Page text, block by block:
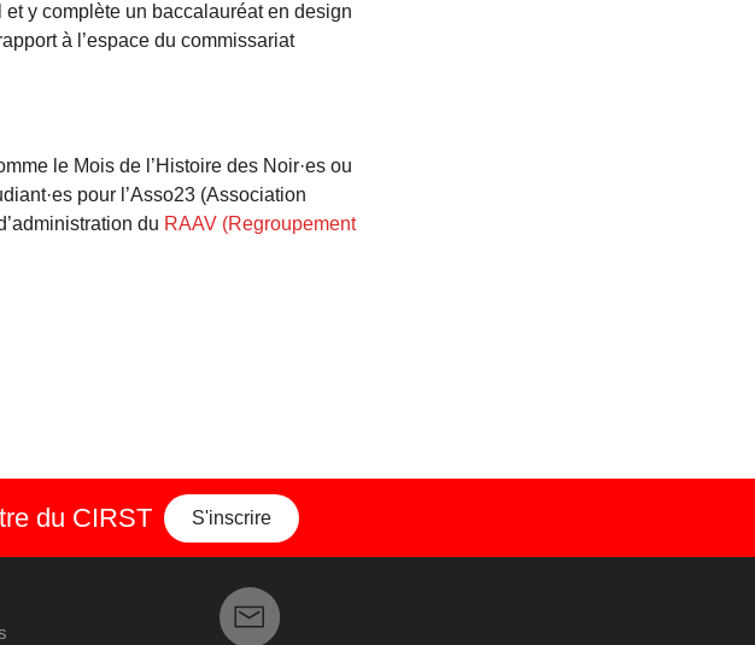
y complète un baccalauréat en design
à l’espace du commissariat
le Mois de l’Histoire des Noir·es ou
pour l’Asso23 (Association
du RAAV (Regroupement
du CIRST S'inscrire